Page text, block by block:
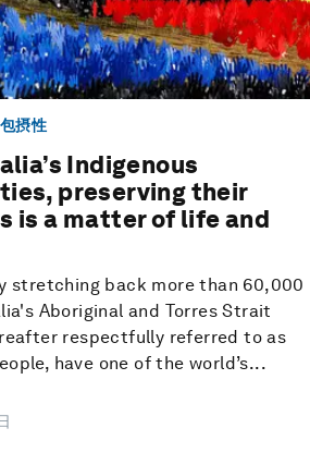
摂性
Indigenous
preserving their
is a matter of life and
stretching back more than 60,000
Aboriginal and Torres Strait
respectfully referred to as
have one of the world’s...